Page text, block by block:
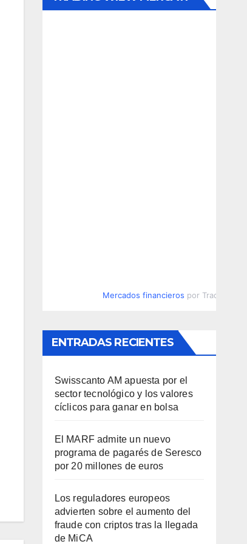
Mercados financieros por
ENTRADAS RECIENTES
Swisscanto AM apuesta por el
sector tecnológico y los valores
cíclicos para ganar en bolsa
El MARF admite un nuevo
programa de pagarés de Seresco
por 20 millones de euros
Los reguladores europeos
advierten sobre el aumento del
fraude con criptos tras la llegada
de MiCA